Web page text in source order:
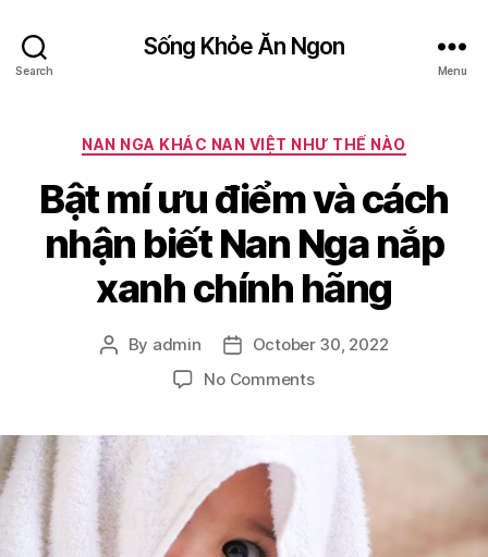
Search
Sống Khỏe Ăn Ngon
Menu
Categories
NAN NGA KHÁC NAN VIỆT NHƯ THẾ NÀO
Bật mí ưu điểm và cách
nhận biết Nan Nga nắp
xanh chính hãng
Post
By admin
Post
date
October 30, 2022
No Commentson